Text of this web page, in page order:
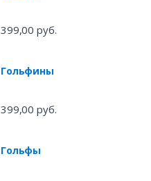
399,00 руб.
Гольфины
399,00 руб.
Гольфы